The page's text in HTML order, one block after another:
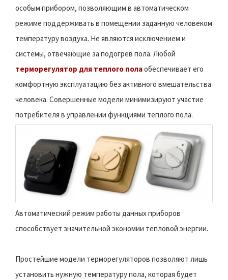
особым прибором, позволяющим в автоматическом
режиме поддерживать в помещении заданную человеком
температуру воздуха. Не являются исключением и
системы, отвечающие за подогрев пола. Любой
терморегулятор для теплого полаобеспечивает его
комфортную эксплуатацию без активного вмешательства
человека. Совершенные модели минимизируют участие
потребителя в управлении функциями теплого пола.
Автоматический режим работы данных приборов
способствует значительной экономии тепловой энергии.
Простейшие модели терморегуляторов позволяют лишь
установить нужную температуру пола, которая будет